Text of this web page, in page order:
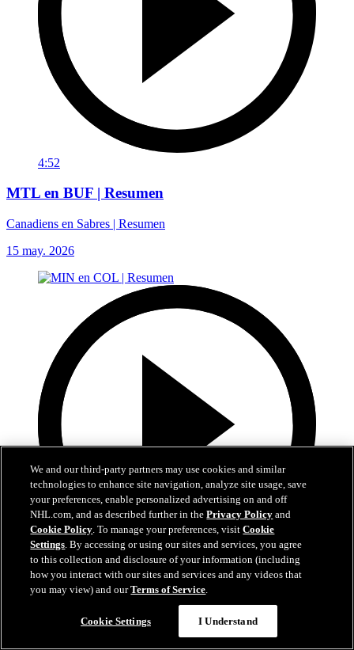
4:52
MTL en BUF | Resumen
Canadiens en Sabres | Resumen
15 may. 2026
5:00
Wild en Avalanche | Juego 5 | Resumen
We and our third-party partners may use cookies and similar
technologies to enhance site navigation, analyze site usage, save
your preferences, enable personalized advertising on and off
NHL.com, and as described further in thePrivacy Policy and
Cookie Policy. To manage your preferences, visitCookie
Settings. By accessing or using our sites and services, you agree
to this collection and disclosure of your information (including
how you interact with our sites and services and any videos that
you may view) and ourTerms of Service.
Cookie Settings I Understand